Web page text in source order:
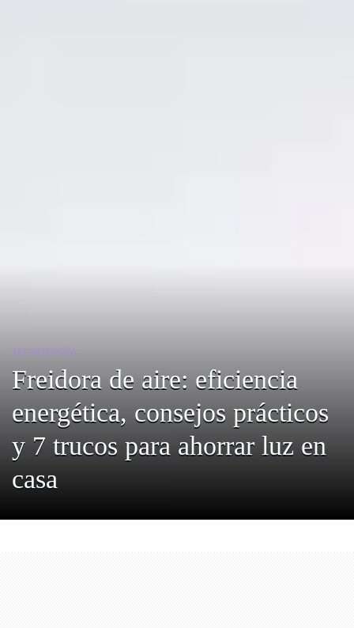
TECNOLOGÍA
Freidora de aire: eficiencia
energética, consejos prácticos
y 7 trucos para ahorrar luz en
casa